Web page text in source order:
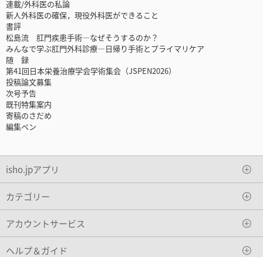
連載/外科医の私論
新人外科医の確保，現役外科医ができること
書評
松島流 肛門疾患手術―なぜそうするのか？
みんなで学ぶ肛門外科診療―日帰り手術とプライマリケア
随 録
第41回日本栄養治療学会学術集会（JSPEN2026）
投稿論文募集
次号予告
既刊特集案内
寄稿のさだめ
編集ペン
isho.jpアプリ
カテゴリー
アカウントサービス
ヘルプ＆ガイド